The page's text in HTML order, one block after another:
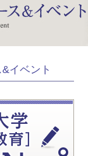
イベント